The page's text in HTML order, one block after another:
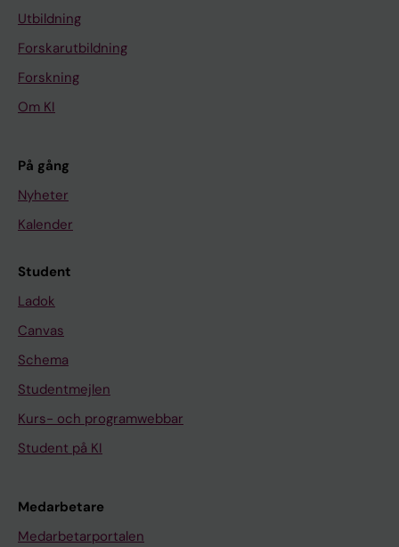
Utbildning
Forskarutbildning
Forskning
Om KI
På gång
Nyheter
Kalender
Student
Ladok
Canvas
Schema
Studentmejlen
Kurs- och programwebbar
Student på KI
Medarbetare
Medarbetarportalen